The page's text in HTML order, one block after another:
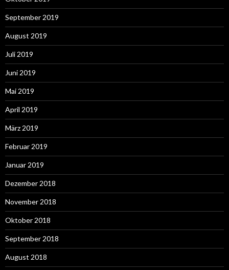
September 2019
August 2019
Juli 2019
Juni 2019
Mai 2019
April 2019
März 2019
Februar 2019
Januar 2019
Dezember 2018
November 2018
Oktober 2018
September 2018
August 2018